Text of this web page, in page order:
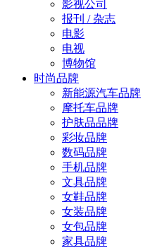
影视公司
报刊 / 杂志
电影
电视
博物馆
时尚品牌
新能源汽车品牌
摩托车品牌
护肤品品牌
彩妆品牌
数码品牌
手机品牌
文具品牌
女鞋品牌
女装品牌
女包品牌
家具品牌